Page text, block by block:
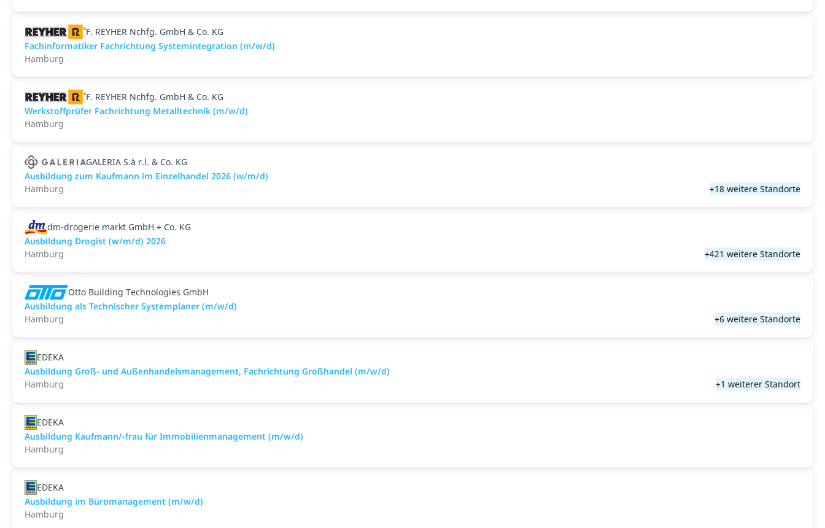
F. REYHER Nchfg. GmbH & Co. KG
Fachinformatiker Fachrichtung Systemintegration (m/w/d)
Hamburg
F. REYHER Nchfg. GmbH & Co. KG
Werkstoffprüfer Fachrichtung Metalltechnik (m/w/d)
Hamburg
GALERIA S.à r.l. & Co. KG
Ausbildung zum Kaufmann im Einzelhandel 2026 (w/m/d)
Hamburg
+18 weitere Standorte
dm-drogerie markt GmbH + Co. KG
Ausbildung Drogist (w/m/d) 2026
Hamburg
+421 weitere Standorte
Otto Building Technologies GmbH
Ausbildung als Technischer Systemplaner (m/w/d)
Hamburg
+6 weitere Standorte
EDEKA
Ausbildung Groß- und Außenhandelsmanagement, Fachrichtung Großhandel (m/w/d)
Hamburg
+1 weiterer Standort
EDEKA
Ausbildung Kaufmann/-frau für Immobilienmanagement (m/w/d)
Hamburg
EDEKA
Ausbildung im Büromanagement (m/w/d)
Hamburg